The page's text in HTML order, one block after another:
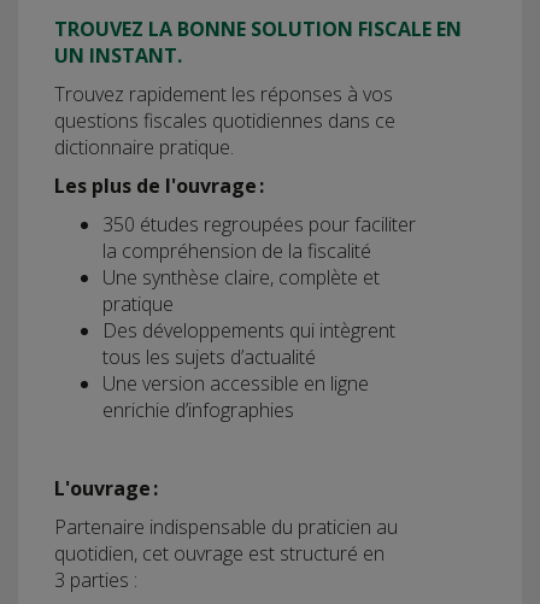
TROUVEZ LA BONNE SOLUTION FISCALE EN
UN INSTANT.
Trouvez rapidement les réponses à vos
questions fiscales quotidiennes dans ce
dictionnaire pratique.
Les plus de l'ouvrage :
350 études regroupées pour faciliter
la compréhension de la fiscalité
Une synthèse claire, complète et
pratique
Des développements qui intègrent
tous les sujets d’actualité
Une version accessible en ligne
enrichie d’infographies
L'ouvrage :
Partenaire indispensable du praticien au
quotidien, cet ouvrage est structuré en
3 parties :